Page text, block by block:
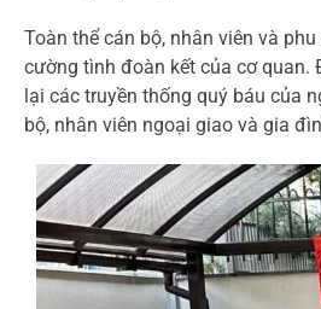
Toàn thể cán bộ, nhân viên và
cường tình đoàn kết của cơ quan.
lại các truyền thống quý báu của
bộ, nhân viên ngoại giao và gia